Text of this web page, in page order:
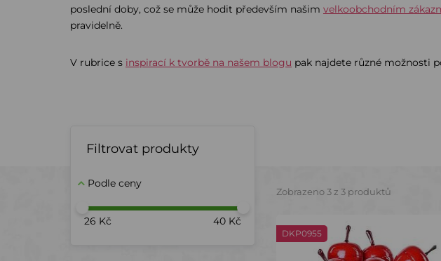
poslední doby, což se může hodit především našim velkoobchodním
pravidelně.
V rubrice s inspirací k tvorbě na našem blogu pak najdete různé možnosti
Filtrovat produkty
Podle ceny
26 Kč 40 Kč
Zobrazeno 3 z 3 produktů
DKP0955